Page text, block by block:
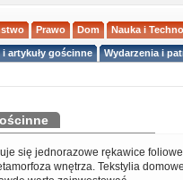
Prawo Dom Nauka i
i artykuły gościnne Wydarzenia i
się jednorazowe rękawice
wnętrza. Tekstylia